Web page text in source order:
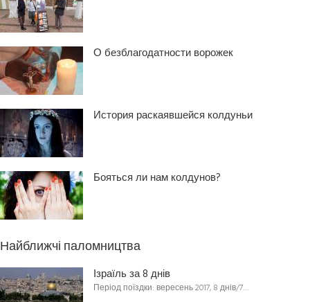
О безблагодатности ворожек
История раскаявшейся колдуньи
Бояться ли нам колдунов?
Найближчі паломництва
Ізраїль за 8 днів
Період поїздки: вересень 2017, 8 днів/7…